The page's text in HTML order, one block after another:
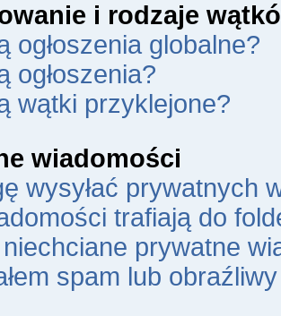
i rodzaje
ogłoszenia globalne?
ogłoszenia?
wątki przyklejone?
wiadomości
wysyłać prywatnych
trafiają do
prywatne
spam lub